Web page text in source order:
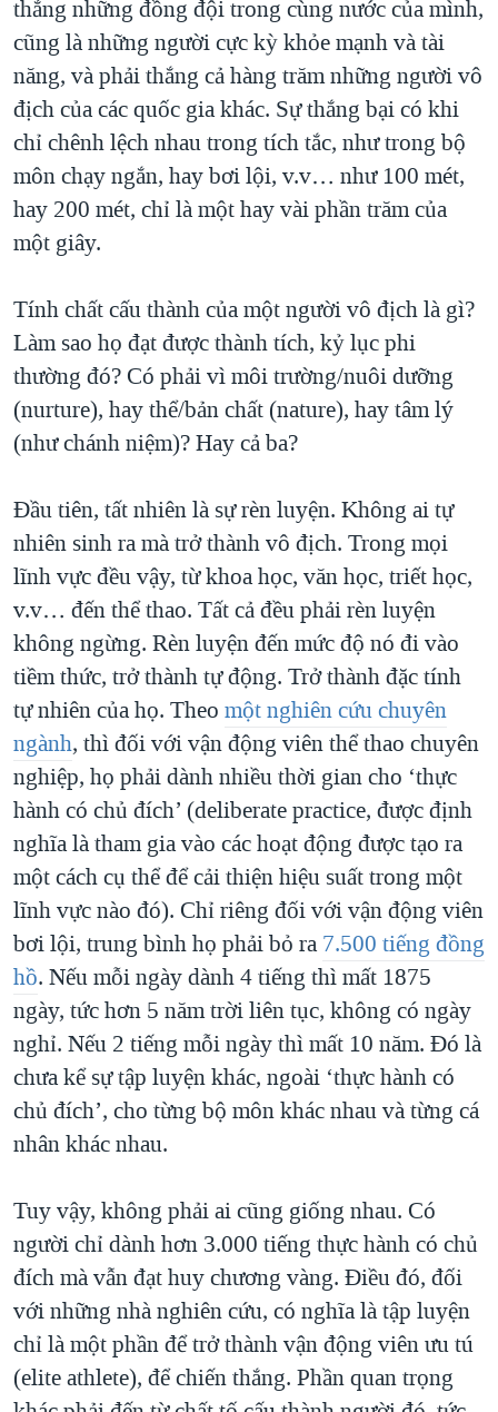
thắng những đồng đội trong cùng nước của mình,
cũng là những người cực kỳ khỏe mạnh và tài
năng, và phải thắng cả hàng trăm những người vô
địch của các quốc gia khác. Sự thắng bại có khi
chỉ chênh lệch nhau trong tích tắc, như trong bộ
môn chạy ngắn, hay bơi lội, v.v… như 100 mét,
hay 200 mét, chỉ là một hay vài phần trăm của
một giây.
Tính chất cấu thành của một người vô địch là gì?
Làm sao họ đạt được thành tích, kỷ lục phi
thường đó? Có phải vì môi trường/nuôi dưỡng
(nurture), hay thể/bản chất (nature), hay tâm lý
(như chánh niệm)? Hay cả ba?
Đầu tiên, tất nhiên là sự rèn luyện. Không ai tự
nhiên sinh ra mà trở thành vô địch. Trong mọi
lĩnh vực đều vậy, từ khoa học, văn học, triết học,
v.v… đến thể thao. Tất cả đều phải rèn luyện
không ngừng. Rèn luyện đến mức độ nó đi vào
tiềm thức, trở thành tự động. Trở thành đặc tính
tự nhiên của họ. Theo một nghiên cứu chuyên
ngành, thì đối với vận động viên thể thao chuyên
nghiệp, họ phải dành nhiều thời gian cho ‘thực
hành có chủ đích’ (deliberate practice, được định
nghĩa là tham gia vào các hoạt động được tạo ra
một cách cụ thể để cải thiện hiệu suất trong một
lĩnh vực nào đó). Chỉ riêng đối với vận động viên
bơi lội, trung bình họ phải bỏ ra7.500 tiếng đồng
hồ. Nếu mỗi ngày dành 4 tiếng thì mất 1875
ngày, tức hơn 5 năm trời liên tục, không có ngày
nghỉ. Nếu 2 tiếng mỗi ngày thì mất 10 năm. Đó là
chưa kể sự tập luyện khác, ngoài ‘thực hành có
chủ đích’, cho từng bộ môn khác nhau và từng cá
nhân khác nhau.
Tuy vậy, không phải ai cũng giống nhau. Có
người chỉ dành hơn 3.000 tiếng thực hành có chủ
đích mà vẫn đạt huy chương vàng. Điều đó, đối
với những nhà nghiên cứu, có nghĩa là tập luyện
chỉ là một phần để trở thành vận động viên ưu tú
(elite athlete), để chiến thắng. Phần quan trọng